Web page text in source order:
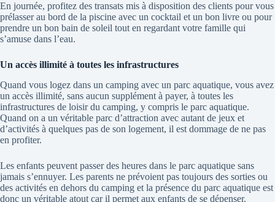
En journée, profitez des transats mis à disposition des clients pour vous
prélasser au bord de la piscine avec un cocktail et un bon livre ou pour
prendre un bon bain de soleil tout en regardant votre famille qui
s’amuse dans l’eau.
Un accès illimité à toutes les infrastructures
Quand vous logez dans un camping avec un parc aquatique, vous avez
un accès illimité, sans aucun supplément à payer, à toutes les
infrastructures de loisir du camping, y compris le parc aquatique.
Quand on a un véritable parc d’attraction avec autant de jeux et
d’activités à quelques pas de son logement, il est dommage de ne pas
en profiter.
Les enfants peuvent passer des heures dans le parc aquatique sans
jamais s’ennuyer. Les parents ne prévoient pas toujours des sorties ou
des activités en dehors du camping et la présence du parc aquatique est
donc un véritable atout car il permet aux enfants de se dépenser.